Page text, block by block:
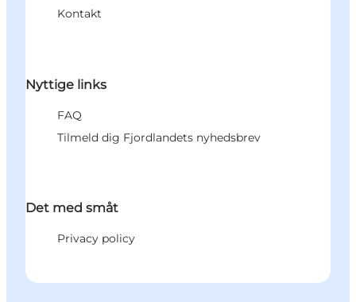
Kontakt
Nyttige links
FAQ
Tilmeld dig Fjordlandets nyhedsbrev
Det med småt
Privacy policy